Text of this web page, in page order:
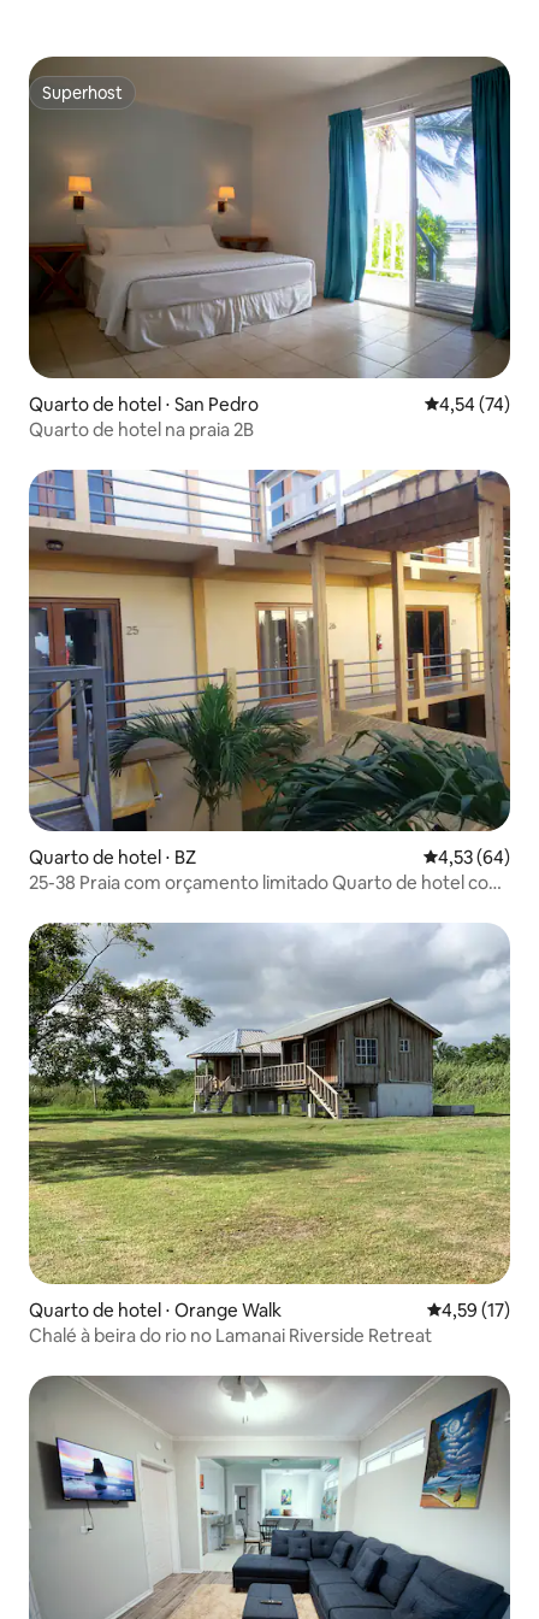
Superhost
Superhost
Quarto de hotel ⋅ San Pedro 4,54 de uma
4,54 (74)
Quarto de hotel na praia 2B
Quarto de hotel ⋅ BZ 4,53 de uma
4,53 (64)
25-38 Praia com orçamento limitado Quarto de hotel com
Quarto de hotel ⋅ Orange Walk 4,59 de uma
4,59 (17)
Chalé à beira do rio no Lamanai Riverside Retreat